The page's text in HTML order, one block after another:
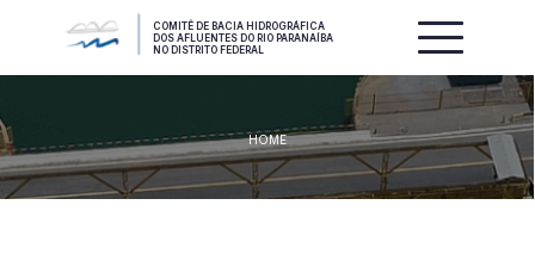
COMITÊ DE BACIA HIDROGRÁFICA
DOS AFLUENTES DO RIO PARANAÍBA
NO DISTRITO FEDERAL
HOME